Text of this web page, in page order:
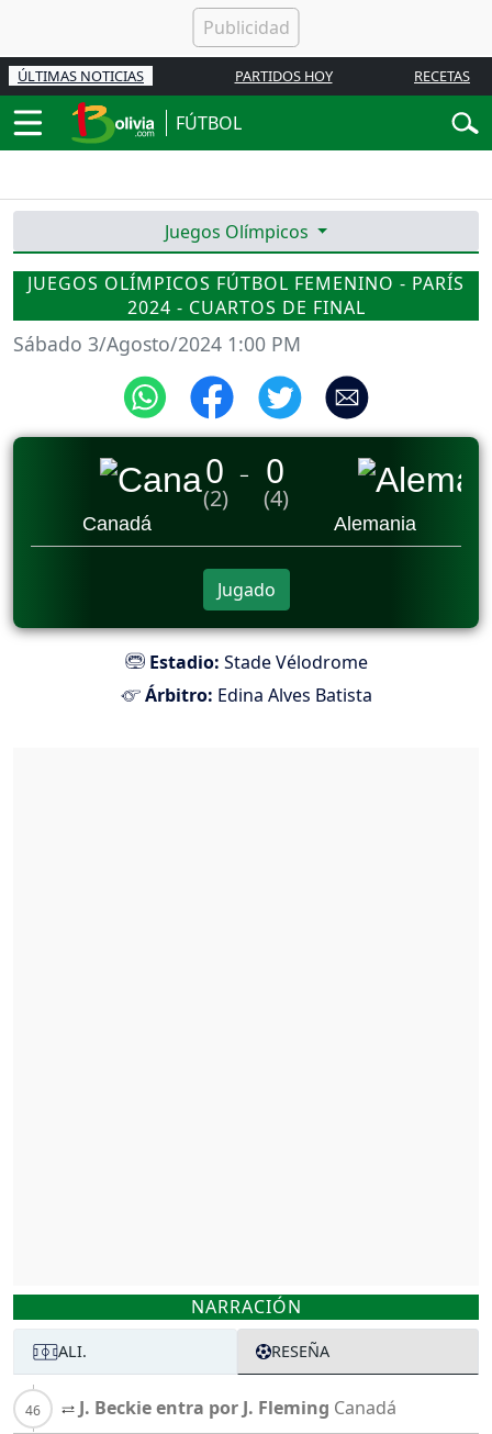
ÚLTIMAS NOTICIAS PARTIDOS HOY RECETAS
FÚTBOL
Juegos Olímpicos
JUEGOS OLÍMPICOS FÚTBOL FEMENINO - PARÍS
2024 - CUARTOS DE FINAL
Sábado 3/Agosto/2024 1:00 PM
Canadá
0
(2) _ 0
(4)
Alemania
Jugado
Estadio: Stade Vélodrome
Árbitro: Edina Alves Batista
NARRACIÓN
ALI. RESEÑA
J. Beckie entra por J. Fleming Canadá